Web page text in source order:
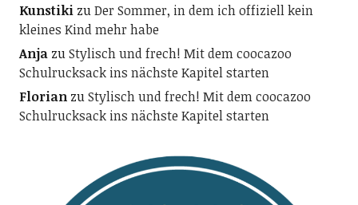
KunstikizuDer Sommer, in dem ich offiziell kein
kleines Kind mehr habe
AnjazuStylisch und frech! Mit dem coocazoo
Schulrucksack ins nächste Kapitel starten
FlorianzuStylisch und frech! Mit dem coocazoo
Schulrucksack ins nächste Kapitel starten